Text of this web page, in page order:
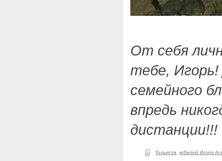
От себя
тебе, Игорь!
семейного
впредь
дистанции!!!
Тольятти юбилей Игоря